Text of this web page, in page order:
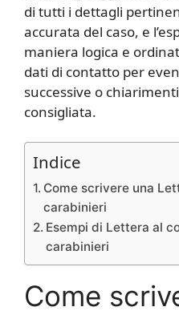
di tutti i dettagli
accurata del caso, e
maniera logica e
dati di contatto per
successive o
consigliata.
Indice
Come scrivere una
carabinieri
Esempi di Lettera al
carabinieri
Come